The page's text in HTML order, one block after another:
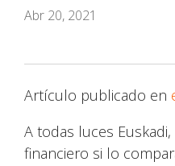
Abr 20, 2021
Artículo publicado en
A todas luces
financiero si lo